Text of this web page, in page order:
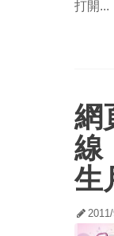
打開...
網
線
生